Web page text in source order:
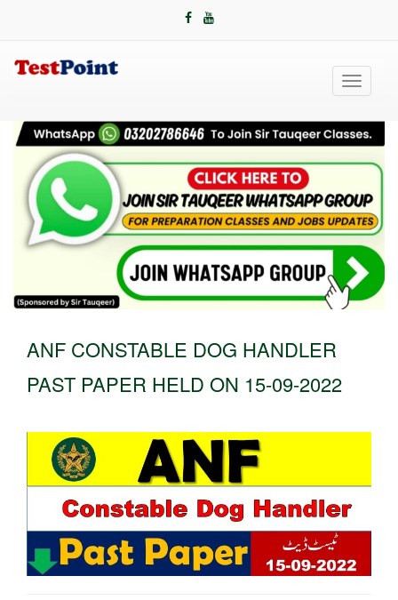
Toggle
ANF CONSTABLE DOG HANDLER
PAST PAPER HELD ON 15-09-2022